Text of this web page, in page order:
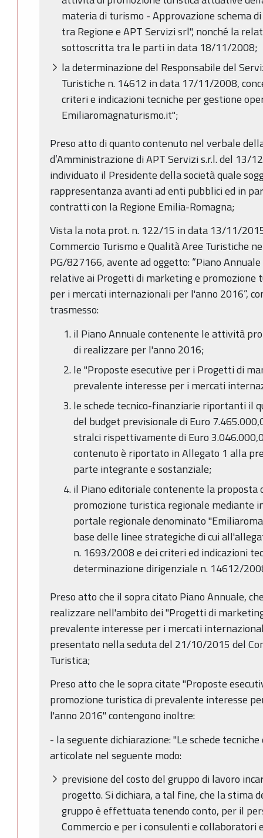
materia di turismo - Approvazione schema
tra Regione e APT Servizi srl", nonché la
sottoscritta tra le parti in data 18/11/2008;
la determinazione del Responsabile del
Turistiche n. 14612 in data 17/11/2008,
criteri e indicazioni tecniche per gestione
Emiliaromagnaturismo.it";
Preso atto di quanto contenuto nel verbale
d’Amministrazione di APT Servizi s.r.l. del 13/
individuato il Presidente della società quale
rappresentanza avanti ad enti pubblici ed in
contratti con la Regione Emilia-Romagna;
Vista la nota prot. n. 122/15 in data 13/11/
Commercio Turismo e Qualità Aree Turistiche
PG/827166, avente ad oggetto: “Piano
relative ai Progetti di marketing e promozione
per i mercati internazionali per l'anno 2016”,
trasmesso:
il Piano Annuale contenente le attività
di realizzare per l'anno 2016;
le "Proposte esecutive per i Progetti di
prevalente interesse per i mercati
le schede tecnico-finanziarie riportanti il
del budget previsionale di Euro
stralci rispettivamente di Euro
contenuto è riportato in Allegato 1 alla
parte integrante e sostanziale;
il Piano editoriale contenente la
promozione turistica regionale mediante
portale regionale denominato
base delle linee strategiche di cui
n. 1693/2008 e dei criteri ed indicazioni
determinazione dirigenziale n. 14612/
Preso atto che il sopra citato Piano Annuale,
realizzare nell'ambito dei "Progetti di
prevalente interesse per i mercati
presentato nella seduta del 21/10/2015 del
Turistica;
Preso atto che le sopra citate "Proposte
promozione turistica di prevalente interesse
l'anno 2016" contengono inoltre:
- la seguente dichiarazione: "Le schede
articolate nel seguente modo:
previsione del costo del gruppo di lavoro
progetto. Si dichiara, a tal fine, che la stima
gruppo è effettuata tenendo conto, per il
Commercio e per i consulenti e